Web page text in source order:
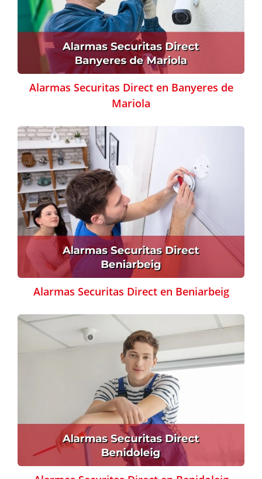
Alarmas Securitas Direct en Banyeres de
Mariola
Alarmas Securitas Direct en Beniarbeig